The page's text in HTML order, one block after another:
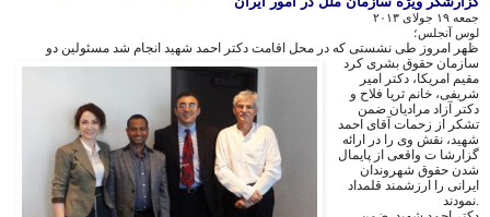
جمعه ١٩ جولاى ٢٠١٣
لوس آنجلس؛
ظهر امروز طى نشستى كه در محل اقامت دكتر احمد شهيد انجام شد مسئولين دو
سازمان حقوق بشرى كرد
مقيم امريكا، دكتر امير
شريفى، خانم ثريا فلاح و
دكتر آزاد مراديان ضمن
تشكر از زحمات آقاى احمد
شهيد، نقش وى را در ارائه
گزارشا ت واقعى از پايمال
شدن حقوق شهروندان
ايرانى را ارزشمند قلمداد